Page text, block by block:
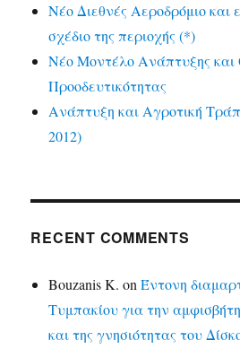
Νέο Διεθνές Αεροδρόμιο και
σχέδιο της περιοχής (*)
Νέο Μοντέλο Ανάπτυξης και
Προοδευτικότητας
Ανάπτυξη και Αγροτική
2012)
RECENT COMMENTS
Bouzanis K. onΈντονη
Τυμπακίου για την
και της γνησιότητας του